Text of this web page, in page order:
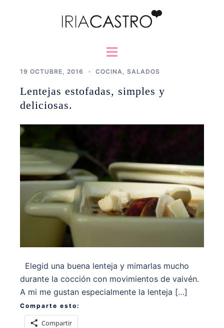
Alternar
19 OCTUBRE, 2016 COCINA SALADOS
Lentejas estofadas, simples y
deliciosas.
Elegid una buena lenteja y mimarlas mucho
durante la cocción con movimientos de vaivén.
A mi me gustan especialmente la lenteja […]
Comparte esto:
Compartir